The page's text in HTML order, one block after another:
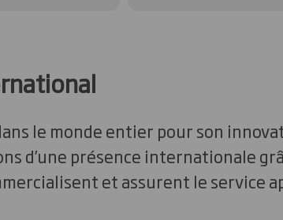
le monde entier pour son
d’une présence internationale
et assurent le service